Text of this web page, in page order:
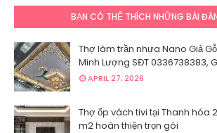
BẠN CÓ THỂ THÍCH NHỮNG BÀI
Thợ làm trần nhựa Nano Giả
Minh Lượng SĐT 0336738383,
APRIL 27, 2026
Thợ ốp vách tivi tại Thanh hóa
m2 hoàn thiện trọn gói